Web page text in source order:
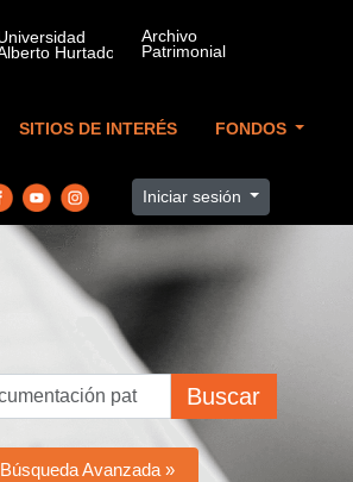
SITIOS DE INTERÉS FONDOS
Iniciar sesión
Buscar
Búsqueda Avanzada »